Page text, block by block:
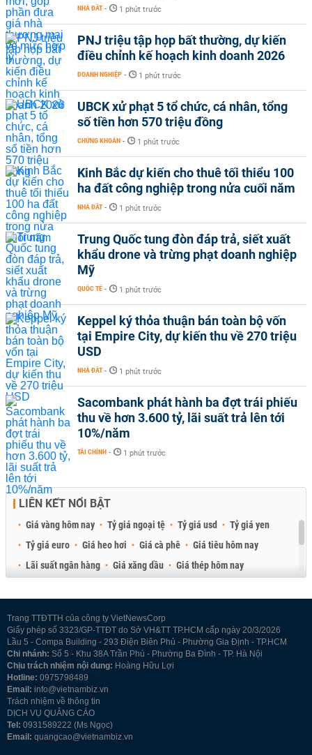
NHÀ ĐẤT - 1 phút trước
PNJ triệu tập họp bất thường, dự kiến
điều chỉnh kế hoạch kinh doanh 2026
DOANH NGHIỆP - 1 phút trước
UBCK xử phạt 5 tổ chức, cá nhân, tổng
số tiền hơn 570 triệu đồng
CHỨNG KHOÁN - 1 phút trước
Kinh Bắc dự kiến cho thuê tối thiểu 100
ha đất công nghiệp trong nửa cuối năm
NHÀ ĐẤT - 1 phút trước
Trung Quốc tung đòn đáp trả, siết xuất
khẩu drone và trừng phạt doanh nghiệp
Mỹ
QUỐC TẾ - 1 phút trước
Keppel ký thỏa thuận bán toàn bộ vốn
tại Empire City, dự kiến thu về 270 triệu
USD
NHÀ ĐẤT - 1 phút trước
Sacombank phát hành ba đợt trái phiếu
thu về hơn 3.600 tỷ, lãi suất trả lên tới
10%/năm
TÀI CHÍNH - 1 phút trước
LIÊN KẾT NỔI BẬT
Giá vàng hôm nay Tỷ giá ngoại tệ Tỷ giá usd
Tỷ giá yen
Tỷ giá euro
Giá heo hơi Giá cà phê
Giá tiêu hôm nay
Lãi suất ngân hàng
Giá xăng dầu
Giá thép hôm nay
Trang TTĐTTH của công ty VietNewsCorp
Giấy phép số 3323/GP-TTĐT do Sở VH&TT TP.HCM cấp ngày 20/3/2026
Lầu 5 - Compa Building - 293 Điện Biên Phủ - Phường Gia Định - TP.HCM
Chi nhánh: Số 5 - Khu 38A Trần Phú - Phường Ba Đình - TP. Hà Nội
Chịu trách nhiệm nội dung: Hoàng Hữu Lợi
Hotline: 0975798489
Email: info@vietnambiz.vn
Trách nhiệm về thông tin
DỊCH VỤ QUẢNG CÁO
Tel: 0931589222 (Ms Ngọc)
Email: quangcao@vietnambiz.vn